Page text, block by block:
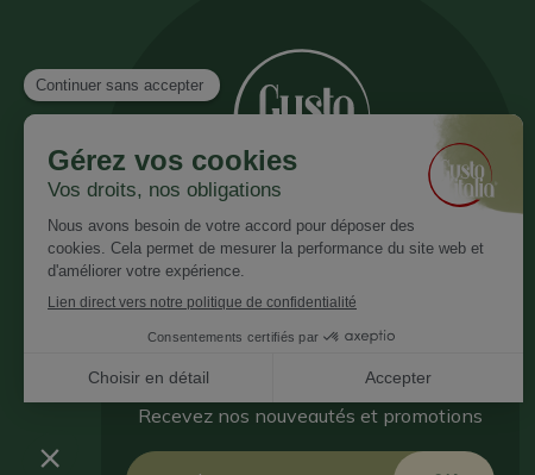
Inscrivez vous à notre newsletter
Recevez nos nouveautés et promotions
Email